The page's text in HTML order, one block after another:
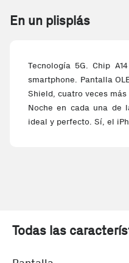
En un plisplás
Tecnología 5G. Chip
smartphone. Pantalla
Shield, cuatro veces
Noche en cada una de
ideal y perfecto. Sí, el
Todas las